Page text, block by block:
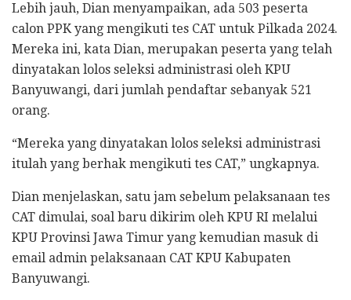
Lebih jauh, Dian menyampaikan, ada 503 peserta
calon PPK yang mengikuti tes CAT untuk Pilkada 2024.
Mereka ini, kata Dian, merupakan peserta yang telah
dinyatakan lolos seleksi administrasi oleh KPU
Banyuwangi, dari jumlah pendaftar sebanyak 521
orang.
“Mereka yang dinyatakan lolos seleksi administrasi
itulah yang berhak mengikuti tes CAT,” ungkapnya.
Dian menjelaskan, satu jam sebelum pelaksanaan tes
CAT dimulai, soal baru dikirim oleh KPU RI melalui
KPU Provinsi Jawa Timur yang kemudian masuk di
email admin pelaksanaan CAT KPU Kabupaten
Banyuwangi.